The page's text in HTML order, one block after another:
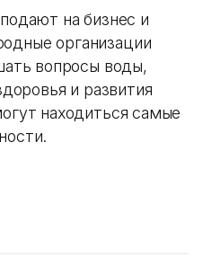
на бизнес и
организации
вопросы воды,
и развития
находиться самые